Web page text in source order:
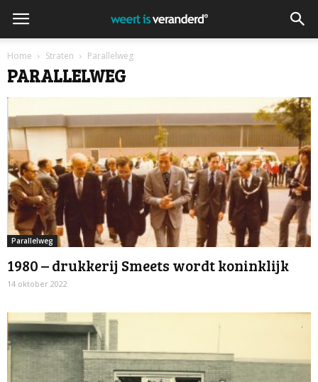
Home Straten Parallelweg
PARALLELWEG
Parallelweg
1980 – drukkerij Smeets wordt koninklijk
14 oktober 2022